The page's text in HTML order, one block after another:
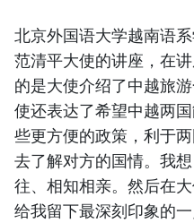
北京外国语大学越南语
范清平大使的讲座，在
的是大使介绍了中越旅
使还表达了希望中越两
些更方便的政策，利于
去了解对方的国情。我
往、相知相亲。然后在
给我留下最深刻印象的